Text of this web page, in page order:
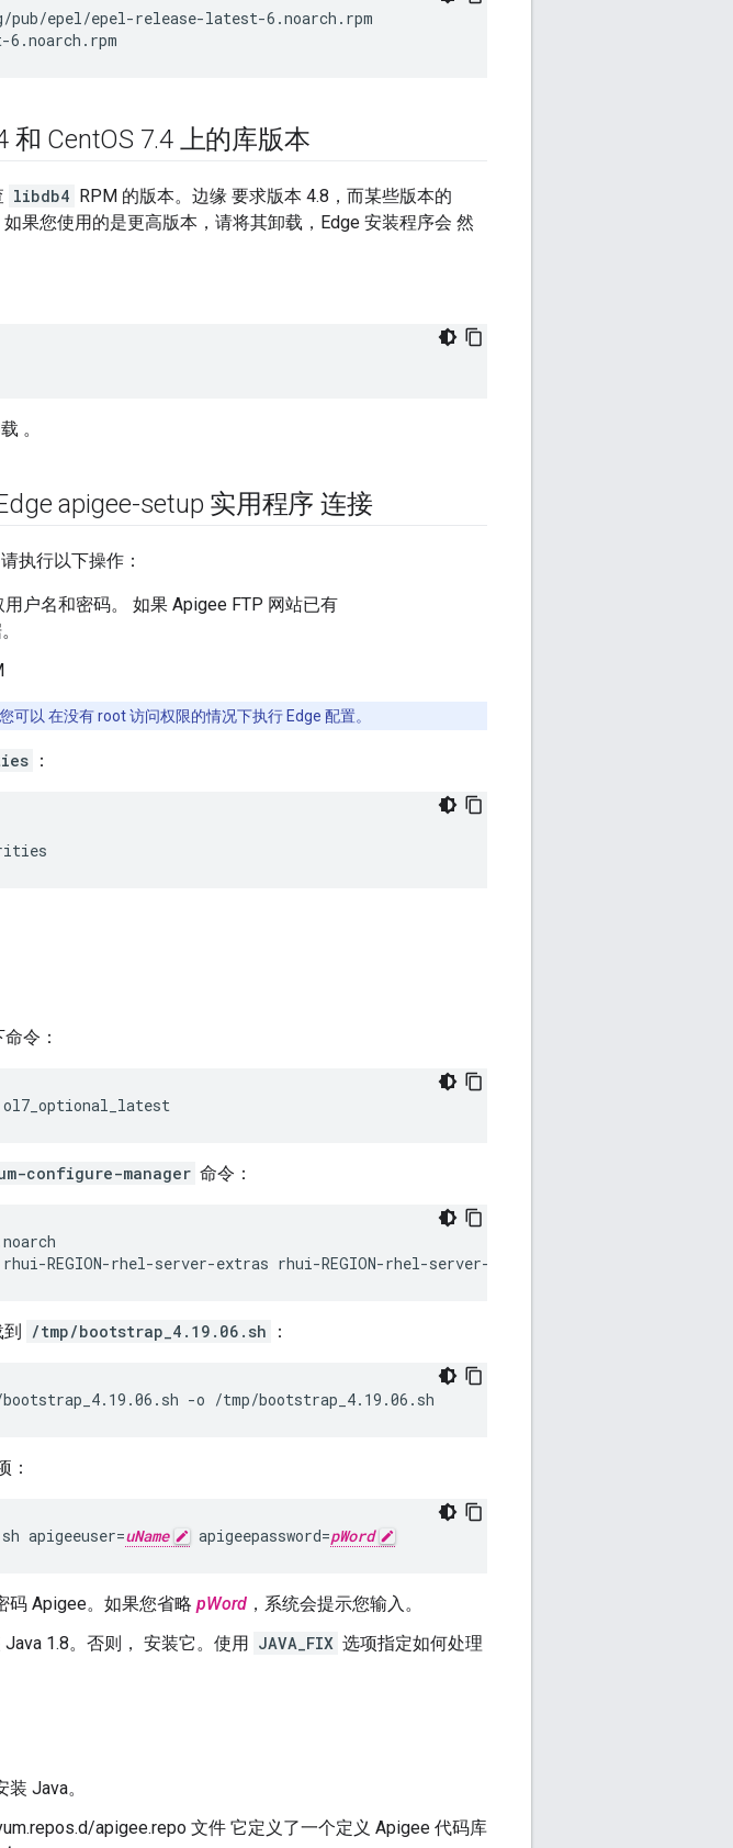
和 CentOS 7.4 上的库版本
libdb4 RPM 的版本。边缘 要求版本 4.8，而某些版本的
果您使用的是更高版本，请将其卸载，Edge 安装程序会 然
。
apigee-setup 实用程序 连接
执行以下操作：
户名和密码。 如果 Apigee FTP 网站已有
可以 在没有 root 访问权限的情况下执行 Edge 配置。
：
令：
ol7_optional_latest
configure-manager 命令：
REGION-rhel-server-extras rhui-REGION-rhel-server-optional
到 /tmp/bootstrap_4.19.06.sh ：
-o /tmp/bootstrap_4.19.06.sh
：
apigeeuser=uName apigeepassword=pWord
码 Apigee。如果您省略 pWord ，系统会提示您输入。
1.8。否则， 安装它。使用 JAVA_FIX 选项指定如何处理
Java。
apigee.repo 文件 它定义了一个定义 Apigee 代码库